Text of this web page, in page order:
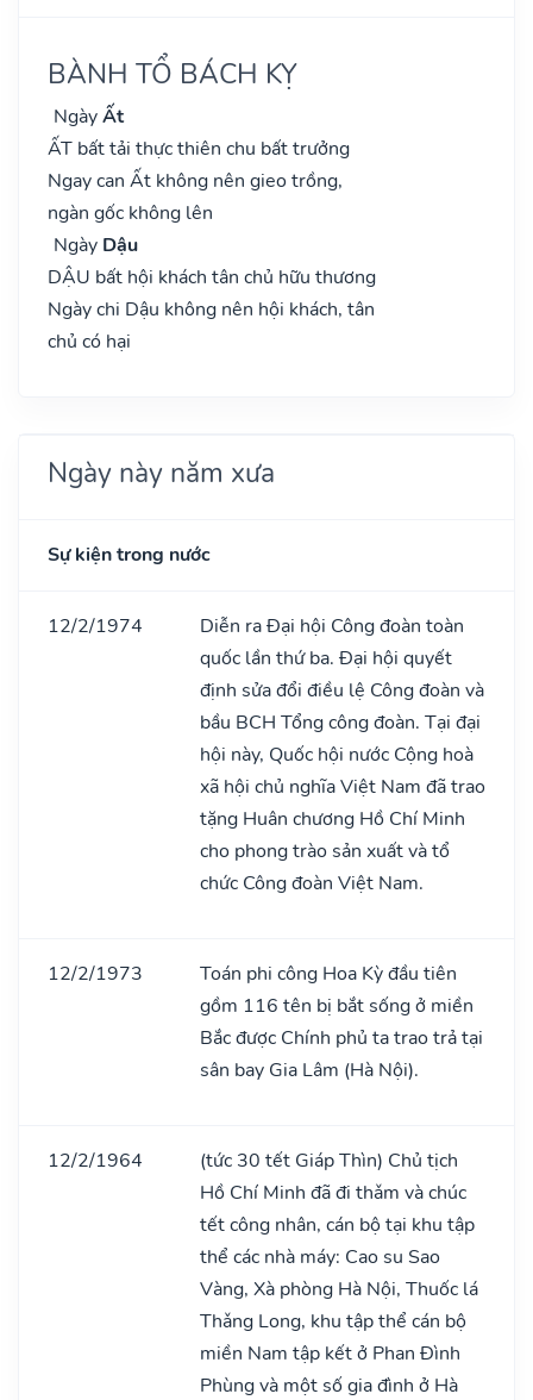
BÀNH TỔ BÁCH KỴ
NgàyẤt
ẤT bất tải thực thiên chu bất trưởng
Ngay can Ất không nên gieo trồng,
ngàn gốc không lên
Ngày Dậu
DẬU bất hội khách tân chủ hữu thương
Ngày chi Dậu không nên hội khách, tân
chủ có hại
Ngày này năm xưa
Sự kiện trong nước
12/2/1974
Diễn ra Đại hội Công đoàn toàn
quốc lần thứ ba. Đại hội quyết
định sửa đổi điều lệ Công đoàn và
bầu BCH Tổng công đoàn. Tại đại
hội này, Quốc hội nước Cộng hoà
xã hội chủ nghĩa Việt Nam đã trao
tặng Huân chương Hồ Chí Minh
cho phong trào sản xuất và tổ
chức Công đoàn Việt Nam.
12/2/1973
Toán phi công Hoa Kỳ đầu tiên
gồm 116 tên bị bắt sống ở miền
Bắc được Chính phủ ta trao trả tại
sân bay Gia Lâm (Hà Nội).
12/2/1964
(tức 30 tết Giáp Thìn) Chủ tịch
Hồ Chí Minh đã đi thǎm và chúc
tết công nhân, cán bộ tại khu tập
thể các nhà máy: Cao su Sao
Vàng, Xà phòng Hà Nội, Thuốc lá
Thǎng Long, khu tập thể cán bộ
miền Nam tập kết ở Phan Đình
Phùng và một số gia đình ở Hà